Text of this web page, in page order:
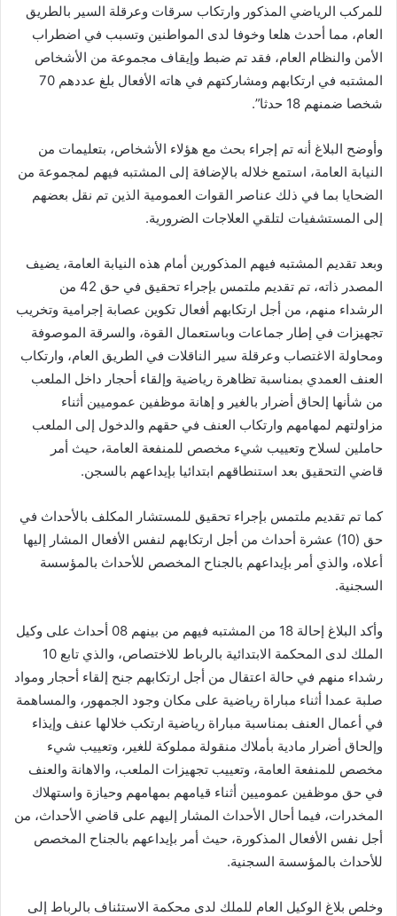
للمركب الرياضي المذكور وارتكاب سرقات وعرقلة السير بالطريق
العام، مما أحدث هلعا وخوفا لدى المواطنين وتسبب في اضطراب
الأمن والنظام العام، فقد تم ضبط وإيقاف مجموعة من الأشخاص
المشتبه في ارتكابهم ومشاركتهم في هاته الأفعال بلغ عددهم 70
شخصا ضمنهم 18 حدثا”.
وأوضح البلاغ أنه تم إجراء بحث مع هؤلاء الأشخاص، بتعليمات من
النيابة العامة، استمع خلاله بالإضافة إلى المشتبه فيهم لمجموعة من
الضحايا بما في ذلك عناصر القوات العمومية الذين تم نقل بعضهم
إلى المستشفيات لتلقي العلاجات الضرورية.
وبعد تقديم المشتبه فيهم المذكورين أمام هذه النيابة العامة، يضيف
المصدر ذاته، تم تقديم ملتمس بإجراء تحقيق في حق 42 من
الرشداء منهم، من أجل ارتكابهم أفعال تكوين عصابة إجرامية وتخريب
تجهيزات في إطار جماعات وباستعمال القوة، والسرقة الموصوفة
ومحاولة الاغتصاب وعرقلة سير الناقلات في الطريق العام، وارتكاب
العنف العمدي بمناسبة تظاهرة رياضية وإلقاء أحجار داخل الملعب
من شأنها إلحاق أضرار بالغير و إهانة موظفين عموميين أثناء
مزاولتهم لمهامهم وارتكاب العنف في حقهم والدخول إلى الملعب
حاملين لسلاح وتعييب شيء مخصص للمنفعة العامة، حيث أمر
قاضي التحقيق بعد استنطاقهم ابتدائيا بإيداعهم بالسجن.
كما تم تقديم ملتمس بإجراء تحقيق للمستشار المكلف بالأحداث في
حق (10) عشرة أحداث من أجل ارتكابهم لنفس الأفعال المشار إليها
أعلاه، والذي أمر بإيداعهم بالجناح المخصص للأحداث بالمؤسسة
السجنية.
وأكد البلاغ إحالة 18 من المشتبه فيهم من بينهم 08 أحداث على وكيل
الملك لدى المحكمة الابتدائية بالرباط للاختصاص، والذي تابع 10
رشداء منهم في حالة اعتقال من أجل ارتكابهم جنح إلقاء أحجار ومواد
صلبة عمدا أثناء مباراة رياضية على مكان وجود الجمهور، والمساهمة
في أعمال العنف بمناسبة مباراة رياضية ارتكب خلالها عنف وإيذاء
وإلحاق أضرار مادية بأملاك منقولة مملوكة للغير، وتعييب شيء
مخصص للمنفعة العامة، وتعييب تجهيزات الملعب، والاهانة والعنف
في حق موظفين عموميين أثناء قيامهم بمهامهم وحيازة واستهلاك
المخدرات، فيما أحال الأحداث المشار إليهم على قاضي الأحداث، من
أجل نفس الأفعال المذكورة، حيث أمر بإيداعهم بالجناح المخصص
للأحداث بالمؤسسة السجنية.
وخلص بلاغ الوكيل العام للملك لدى محكمة الاستئناف بالرباط إلى